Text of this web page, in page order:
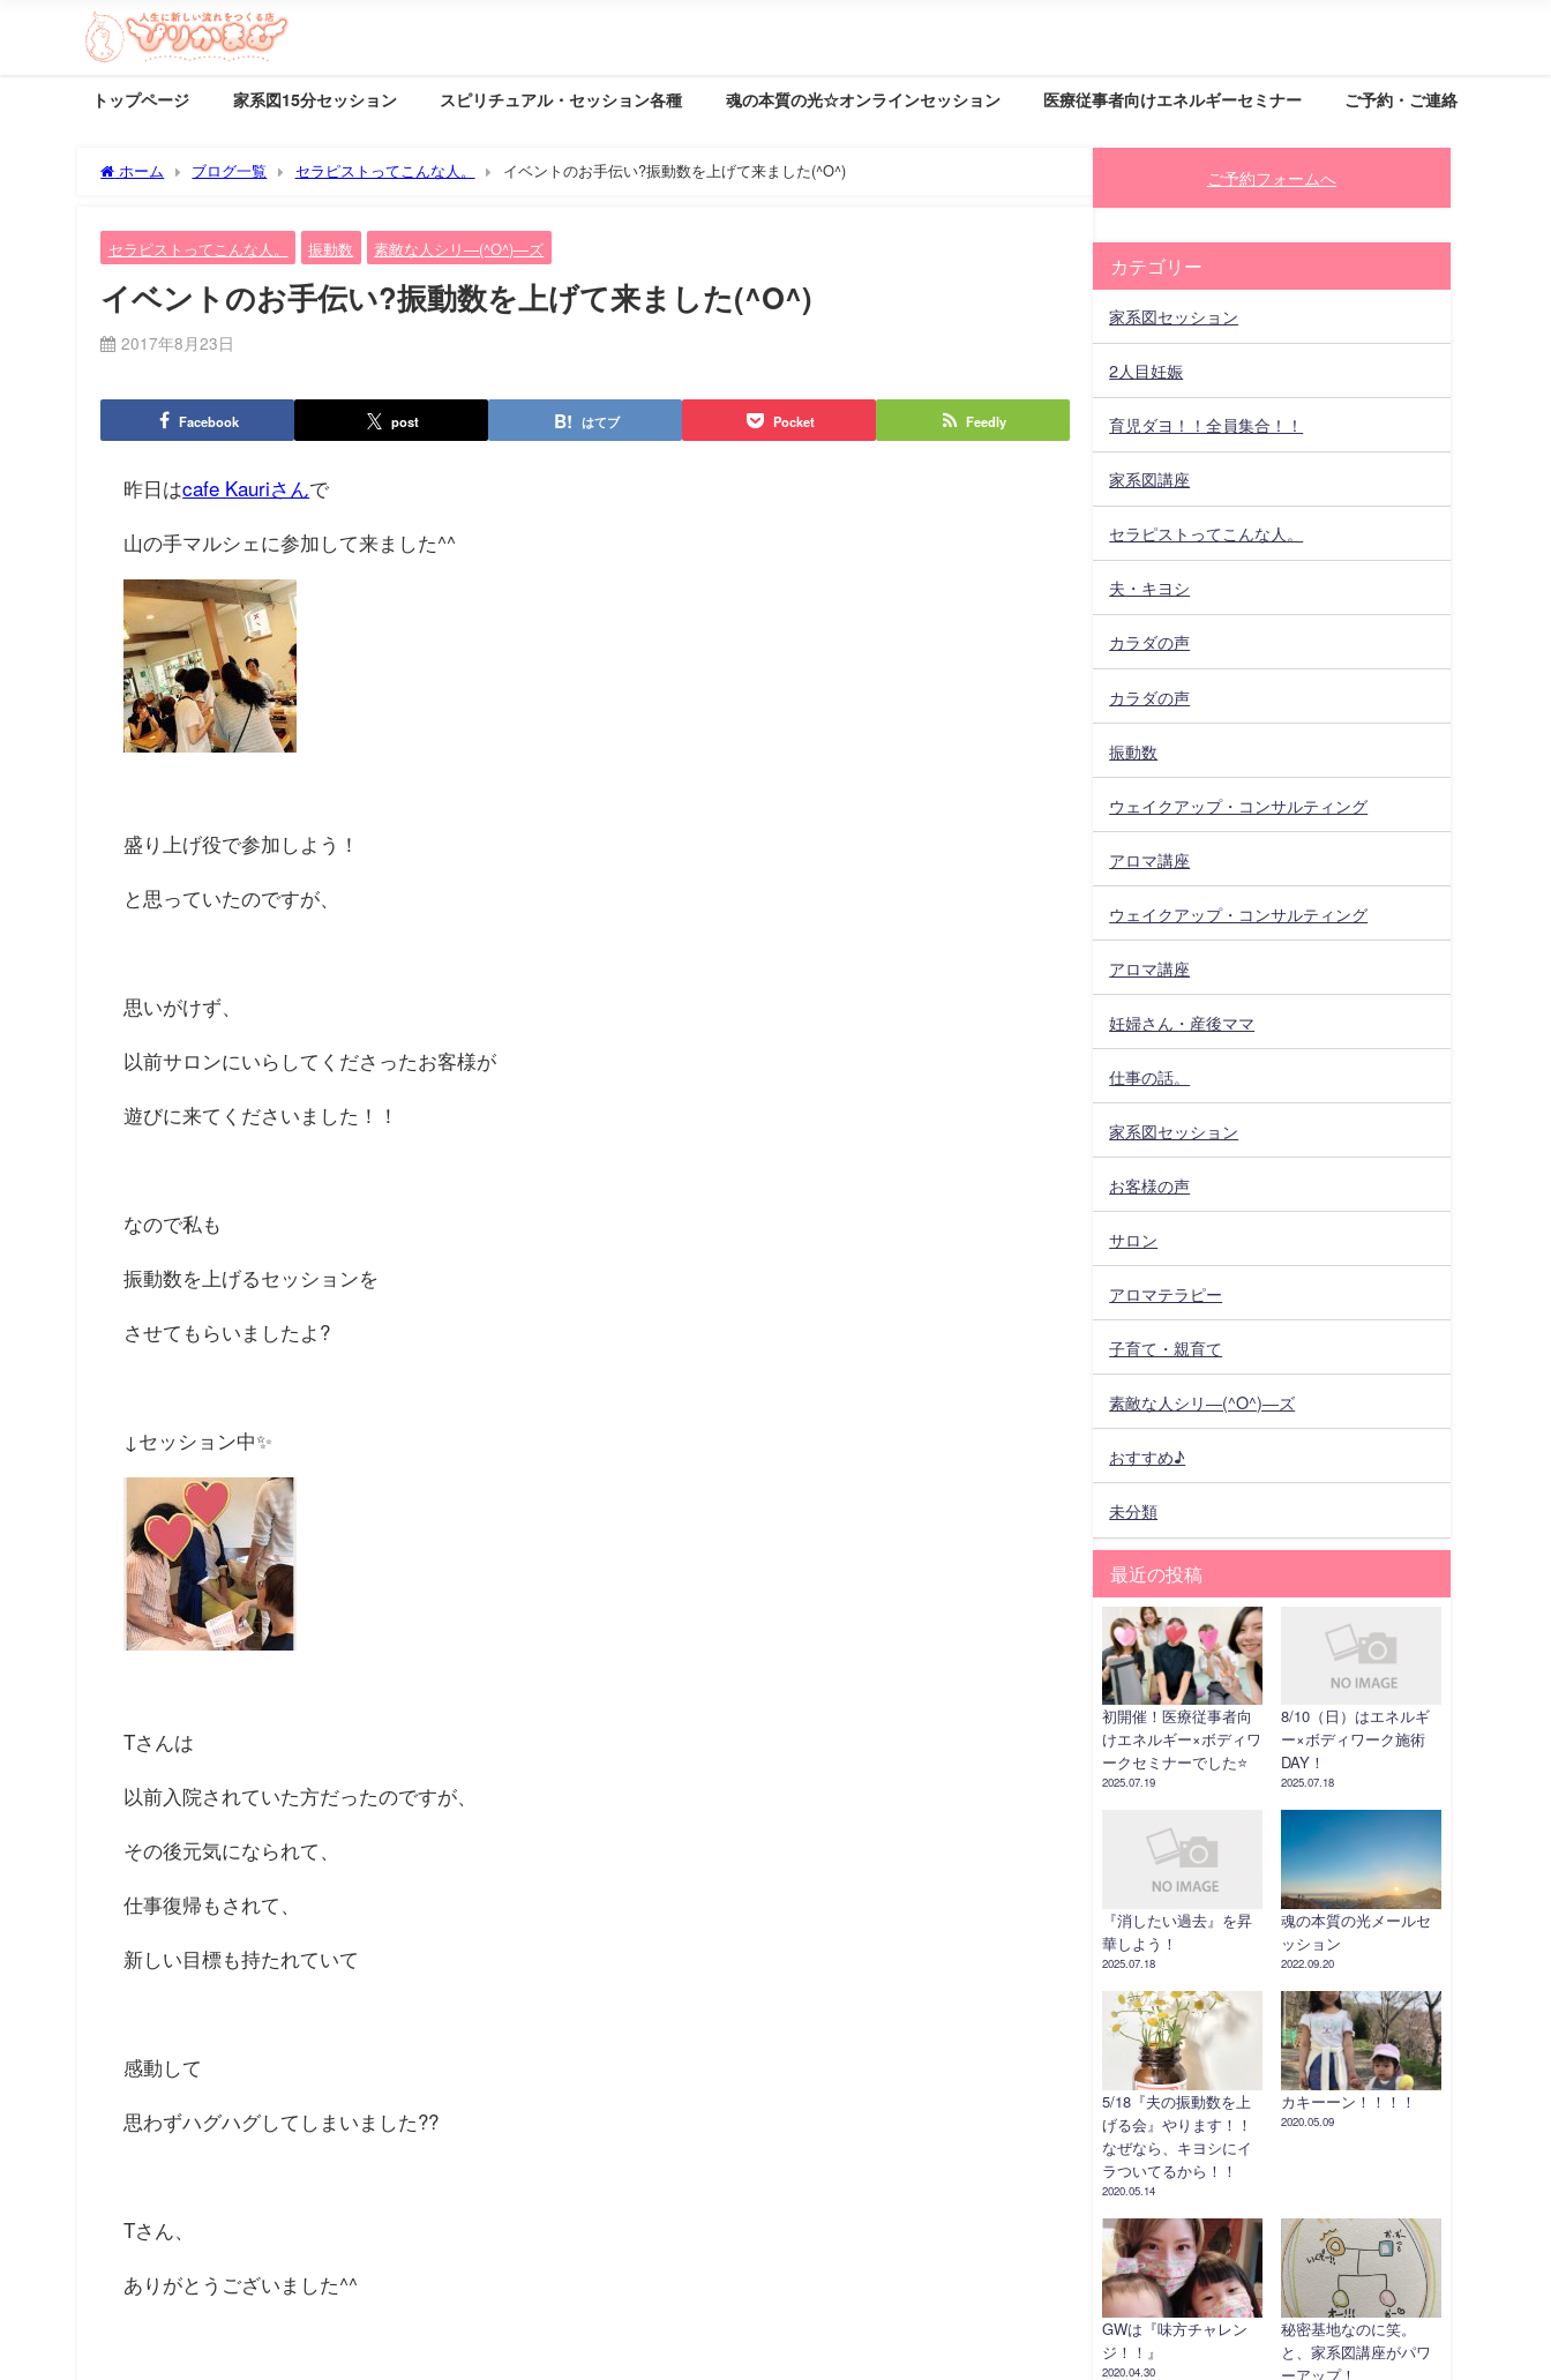
トップページ 家系図15分セッション スピリチュアル・セッション各種 魂の本質の光☆オンラインセッション 医療従事者向けエネルギーセミナー ご予約・ご連絡
ホーム ブログ一覧 セラピストってこんな人。 イベントのお手伝い?振動数を上げて来ました(^O^)
セラピストってこんな人。 振動数 素敵な人シリ―(^O^)―ズ
イベントのお手伝い?振動数を上げて来ました(^O^)
2017年8月23日
Facebook post はてブ Pocket Feedly
昨日はcafe Kauriさんで
山の手マルシェに参加して来ました^^
盛り上げ役で参加しよう！
と思っていたのですが、
思いがけず、
以前サロンにいらしてくださったお客様が
遊びに来てくださいました！！
なので私も
振動数を上げるセッションを
させてもらいましたよ?
↓セッション中✨
Tさんは
以前入院されていた方だったのですが、
その後元気になられて、
仕事復帰もされて、
新しい目標も持たれていて
感動して
思わずハグハグしてしまいました??
Tさん、
ありがとうございました^^
ご予約フォームへ
カテゴリー
家系図セッション
2人目妊娠
育児ダヨ！！全員集合！！
家系図講座
セラピストってこんな人。
夫・キヨシ
カラダの声
カラダの声
振動数
ウェイクアップ・コンサルティング
アロマ講座
ウェイクアップ・コンサルティング
アロマ講座
妊婦さん・産後ママ
仕事の話。
家系図セッション
お客様の声
サロン
アロマテラピー
子育て・親育て
素敵な人シリ―(^O^)―ズ
おすすめ♪
未分類
最近の投稿
初開催！医療従事者向
けエネルギー×ボディワ
ークセミナーでした⭐️
2025.07.19
8/10（日）はエネルギ
ー×ボディワーク施術
DAY！
2025.07.18
『消したい過去』を昇
華しよう！
2025.07.18
魂の本質の光メールセ
ッション
2022.09.20
5/18『夫の振動数を上
げる会』やります！！
なぜなら、キヨシにイ
ラついてるから！！
2020.05.14
カキーーン！！！！
2020.05.09
GWは『味方チャレン
ジ！！』
2020.04.30
秘密基地なのに笑。
と、家系図講座がパワ
ーアップ！